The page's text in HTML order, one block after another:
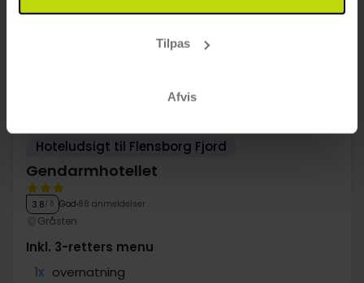
Tilpas
Afvis
Hoteludsigt til Flensborg Fjord
Gendarmhotellet
3.8/ 5 God 88 anmeldelser
Gråsten
Inkl. 3-retters menu
1x overnatning